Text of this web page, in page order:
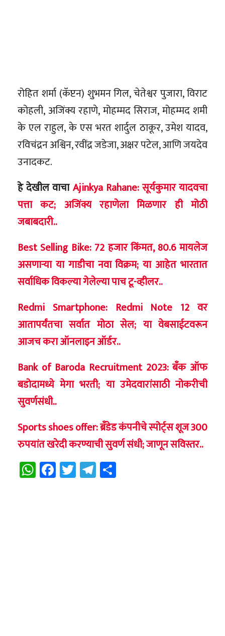
रोहित शर्मा (कॅप्टन) शुभमन गिल, चेतेश्वर पुजारा, विराट
कोहली, अजिंक्य रहाणे, मोहम्मद सिराज, मोहम्मद शमी
के एल राहुल, के एस भरत शार्दुल ठाकूर, उमेश यादव,
रविचंद्रन अश्विन, रवींद्र जडेजा, अक्षर पटेल, आणि जयदेव
उनादकट.
हे देखील वाचाAjinkya Rahane: सूर्यकुमार यादवचा
पत्ता कट; अजिंक्य रहाणेला मिळणार ही मोठी
जबाबदारी..
Best Selling Bike: 72 हजार किंमत, 80.6 मायलेज
असणाऱ्या या गाडीचा नवा विक्रम; या आहेत भारतात
सर्वाधिक विकल्या गेलेल्या पाच टू-व्हीलर..
Redmi Smartphone: Redmi Note 12 वर
आतापर्यंतचा सर्वात मोठा सेल; या वेबसाईटवरून
आजच करा ऑनलाइन ऑर्डर..
Bank of Baroda Recruitment 2023: बँक ऑफ
बडोदामध्ये मेगा भरती; या उमेदवारांसाठी नोकरीची
सुवर्णसंधी..
Sports shoes offer: ब्रँडेड कंपनीचे स्पोर्ट्स शूज 300
रुपयांत खरेदी करण्याची सुवर्ण संधी; जाणून सविस्तर..
WhatsApp
Facebook
TwitterTelegram